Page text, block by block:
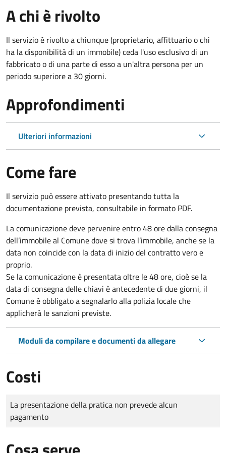
A chi è rivolto
Il servizio è rivolto a chiunque (proprietario, affittuario o chi
ha la disponibilità di un immobile) ceda l'uso esclusivo di un
fabbricato o di una parte di esso a un'altra persona per un
periodo superiore a 30 giorni.
Approfondimenti
Ulteriori informazioni
Come fare
Il servizio può essere attivato presentando tutta la
documentazione prevista, consultabile in formato PDF.
La comunicazione deve pervenireentro 48 oredalla consegna
dell’immobile al Comune dove si trova l’immobile, anche se la
data non coincide con la data di inizio del contratto vero e
proprio.
Se la comunicazione è presentata oltre le 48 ore, cioè se la
data di consegna delle chiavi è antecedente di due giorni, il
Comune è obbligato a segnalarlo alla polizia locale che
applicherà le sanzioni previste.
Moduli da compilare e documenti da allegare
Costi
Tipo di pagamento
Importo
La presentazione della pratica non prevede alcun
pagamento